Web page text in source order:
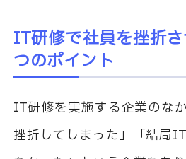
IT研修で社員を挫折
つのポイント
IT研修を実施する企業のな
挫折してしまった」「結局IT